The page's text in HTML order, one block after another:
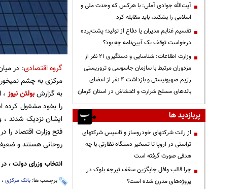
گروه اقتصادی: در
مرکزی به چشم
به گزارشبولتن نیوز،
را بخود مشغول کرده
ایشان نزدیک شدند ،
فتح وزارت اقتصاد را
روحانی هستند و ضعیف
انتخاب وزرای دولت ،
برچسب ها: بانک مرکزی،
آیت‌الله جوادی آملی: با هرکس که وحدت ملی و
اسلامی را بشکند، باید مقابله کرد
تقسیم غنایم مدیران یا دفاع از تولید؛ پشت‌پرده
درخواست توقف یک آیین‌نامه چه بود؟
وزارت اطلاعات: شناسایی و دستگیری ۲۱ نفر از
مزدوران مرتبط با سازمان جاسوسی و تروریستی
رژیم صهیونیستی و بازداشت ۴ نفر از اعضای
باندهای مسلح شرارت و اغتشاش در استان کرمان
پربازدید ها
از رانت‌ شرکتهای خودروساز و تاسیس شرکتهای
تراستی در اروپا تا تسخیر دستگاه نظارتی با چه
هدفی صورت گرفته است
چرا قالب وافل جایگزین سقف تیرچه بلوک در
پروژه‌های مدرن شده است؟